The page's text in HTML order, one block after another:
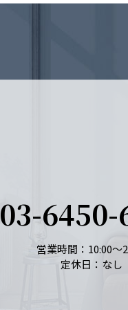
03-6450-
営業時間：10:00～
定休日：なし